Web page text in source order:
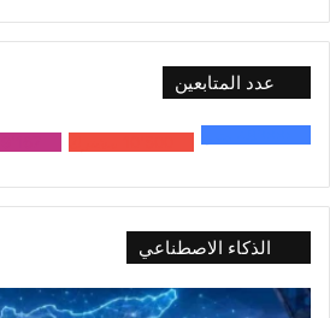
عدد المتابعين
الذكاء الاصطناعي